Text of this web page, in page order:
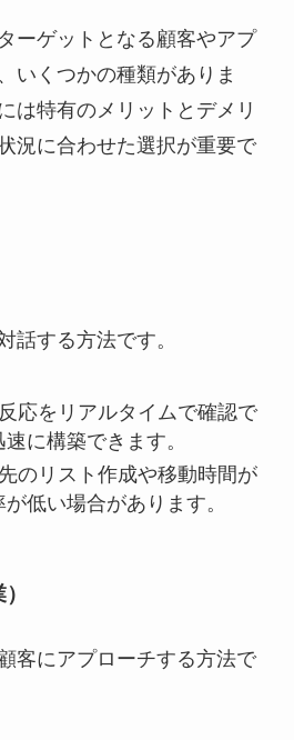
ーゲットとなる顧客やアプ
いくつかの種類がありま
は特有のメリットとデメリ
況に合わせた選択が重要で
話する方法です。
応をリアルタイムで確認で
に構築できます。
のリスト作成や移動時間が
低い場合があります。
客にアプローチする方法で